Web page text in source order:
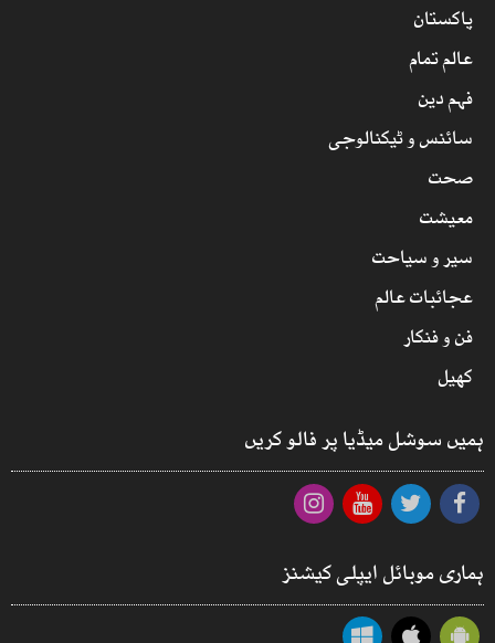
پاکستان
عالم تمام
فہم دین
سائنس و ٹیکنالوجی
صحت
معیشت
سیر و سیاحت
عجائبات عالم
فن و فنکار
کھیل
ہمیں سوشل میڈیا پر فالو کریں
ہماری موبائل ایپلی کیشنز